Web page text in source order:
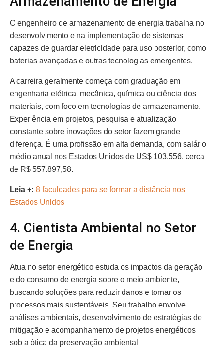
O engenheiro de armazenamento de energia trabalha no
desenvolvimento e na implementação de sistemas
capazes de guardar eletricidade para uso posterior, como
baterias avançadas e outras tecnologias emergentes.
A carreira geralmente começa com graduação em
engenharia elétrica, mecânica, química ou ciência dos
materiais, com foco em tecnologias de armazenamento.
Experiência em projetos, pesquisa e atualização
constante sobre inovações do setor fazem grande
diferença. É uma profissão em alta demanda, com salário
médio anual nos Estados Unidos de US$ 103.556. cerca
de R$ 557.897,58.
Leia +: 8 faculdades para se formar a distância nos
Estados Unidos
4. Cientista Ambiental no Setor
de Energia
Atua no setor energético estuda os impactos da geração
e do consumo de energia sobre o meio ambiente,
buscando soluções para reduzir danos e tornar os
processos mais sustentáveis. Seu trabalho envolve
análises ambientais, desenvolvimento de estratégias de
mitigação e acompanhamento de projetos energéticos
sob a ótica da preservação ambiental.